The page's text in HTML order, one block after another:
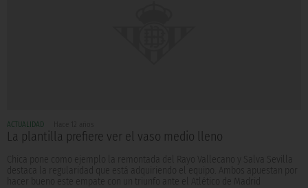
ACTUALIDAD
La plantilla prefiere ver el vaso medio lleno
Chica pone como ejemplo la remontada del Rayo Vallecano y Salva Sevilla
destaca la regularidad que está adquiriendo el equipo. Ambos apuestan por
hacer bueno este empate con un triunfo ante el Atlético de Madrid